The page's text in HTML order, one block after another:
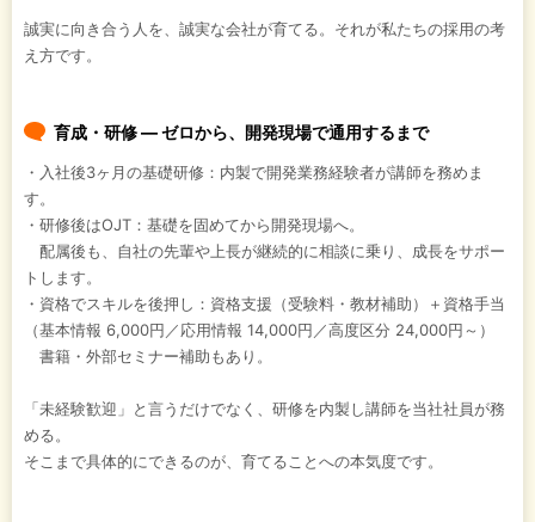
誠実に向き合う人を、誠実な会社が育てる。それが私たちの採用の考
え方です。
育成・研修 ― ゼロから、開発現場で通用するまで
・入社後3ヶ月の基礎研修：内製で開発業務経験者が講師を務めま
す。
・研修後はOJT：基礎を固めてから開発現場へ。
配属後も、自社の先輩や上長が継続的に相談に乗り、成長をサポー
トします。
・資格でスキルを後押し：資格支援（受験料・教材補助）＋資格手当
（基本情報 6,000円／応用情報 14,000円／高度区分 24,000円～）
書籍・外部セミナー補助もあり。
「未経験歓迎」と言うだけでなく、研修を内製し講師を当社社員が務
める。
そこまで具体的にできるのが、育てることへの本気度です。